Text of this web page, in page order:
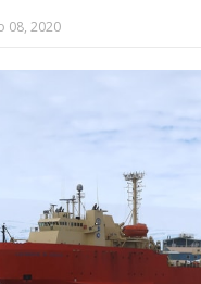
08, 2020